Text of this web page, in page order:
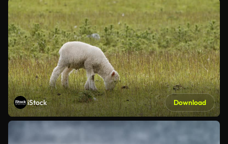
iStock Download